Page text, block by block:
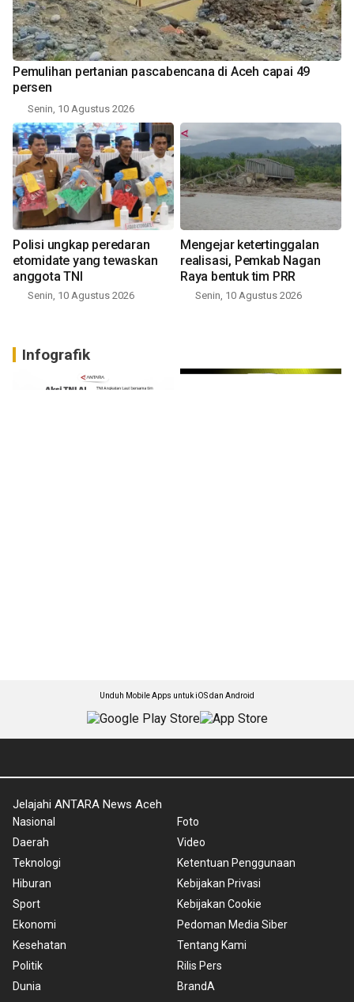
Pemulihan pertanian pascabencana di Aceh capai 49
persen
Senin, 10 Agustus 2026
Polisi ungkap peredaran
etomidate yang tewaskan
anggota TNI
Senin, 10 Agustus 2026
Mengejar ketertinggalan
realisasi, Pemkab Nagan
Raya bentuk tim PRR
Senin, 10 Agustus 2026
Infografik
Unduh Mobile Apps untuk iOS dan Android
Jelajahi ANTARA News Aceh
Nasional
Daerah
Teknologi
Hiburan
Sport
Ekonomi
Kesehatan
Politik
Dunia
Foto
Video
Ketentuan Penggunaan
Kebijakan Privasi
Kebijakan Cookie
Pedoman Media Siber
Tentang Kami
Rilis Pers
BrandA